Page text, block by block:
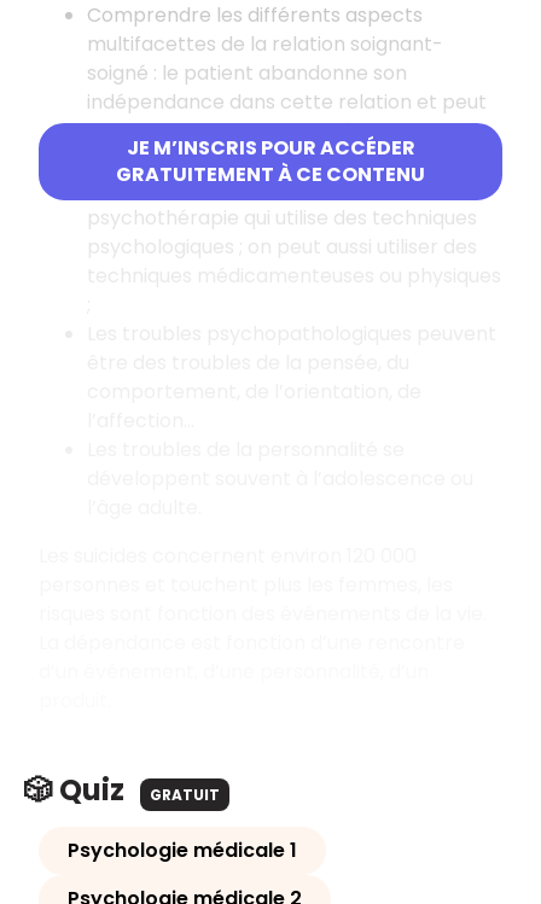
JE M’INSCRIS POUR ACCÉDER
GRATUITEMENT À CE CONTENU
Comprendre les différents aspects
multifacettes de la relation soignant-
soigné : le patient abandonne son
indépendance dans cette relation et peut
se mettre en situation de régression qui
favorise le transfert ;
Les traitements peuvent être de type
psychothérapie qui utilise des techniques
psychologiques ; on peut aussi utiliser des
🎲 Quiz GRATUIT
Psychologie médicale 1
Psychologie médicale 2